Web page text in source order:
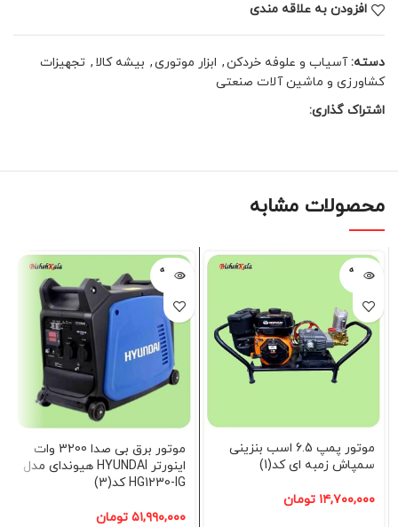
افزودن به علاقه مندی
دسته: آسیاب و علوفه خردکن, ابزار موتوری, بیشه کالا , تجهیزات
کشاورزی و ماشین آلات صنعتی
اشتراک گذاری:
محصولات مشابه
فروخته
شده
موتور پمپ 6.5 اسب بنزینی
سمپاش زمبه ای کد(1)
۱۴,۷۰۰,۰۰۰ تومان
فروخته
شده
موتور برق بی صدا 3200 وات
اینورتر HYUNDAI هیوندای مدل
HG1230-IG کد(3)
۵۱,۹۹۰,۰۰۰ تومان